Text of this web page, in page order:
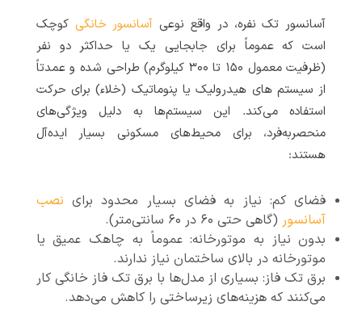
آسانسور تک نفره، در واقع نوعی آسانسور خانگی کوچک
است که عموماً برای جابجایی یک یا حداکثر دو نفر
(ظرفیت معمول ۱۵۰ تا ۳۰۰ کیلوگرم) طراحی شده و عمدتاً
از سیستم های هیدرولیک یا پنوماتیک (خلاء) برای حرکت
استفاده می‌کند. این سیستم‌ها به دلیل ویژگی‌های
منحصربه‌فرد، برای محیط‌های مسکونی بسیار ایده‌آل
هستند:
فضای کم: نیاز به فضای بسیار محدود برای نصب
آسانسور (گاهی حتی ۶۰ در ۶۰ سانتی‌متر).
بدون نیاز به موتورخانه: عموماً به چاهک عمیق یا
موتورخانه در بالای ساختمان نیاز ندارند.
برق تک فاز: بسیاری از مدل‌ها با برق تک فاز خانگی کار
می‌کنند که هزینه‌های زیرساختی را کاهش می‌دهد.